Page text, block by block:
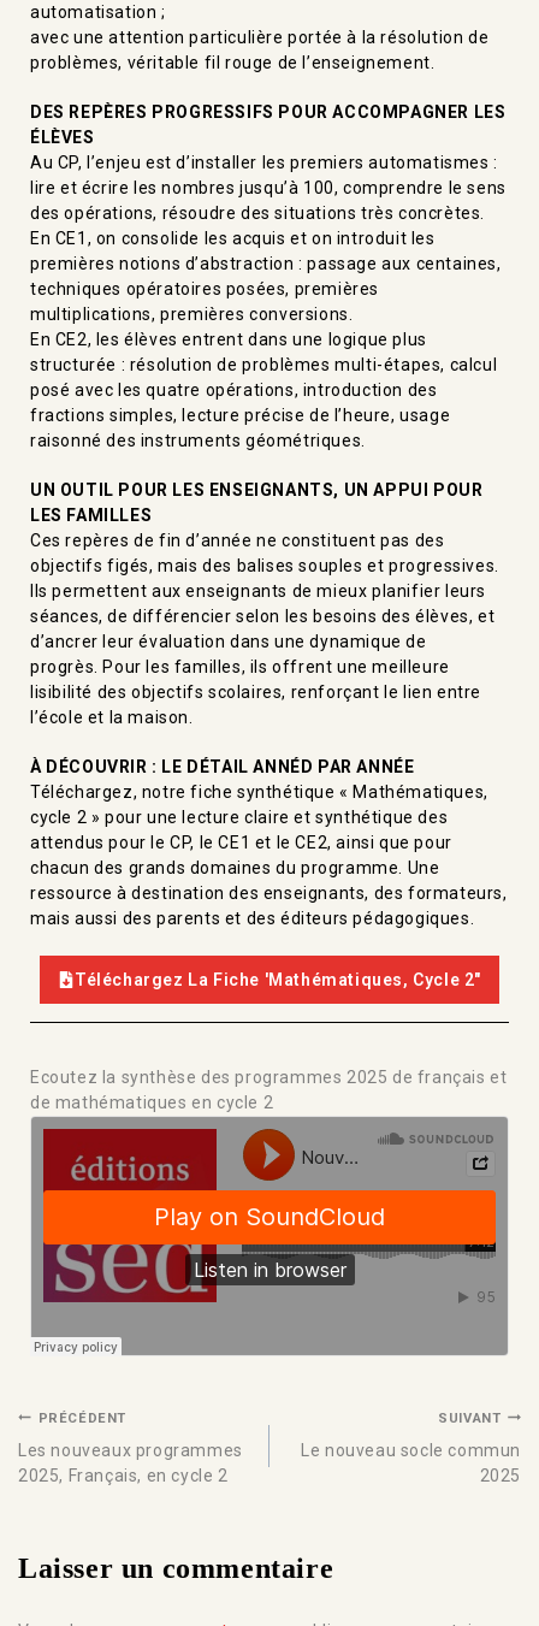
automatisation ;
avec une attention particulière portée à la résolution de
problèmes, véritable fil rouge de l’enseignement.
DES REPÈRES PROGRESSIFS POUR ACCOMPAGNER LES
ÉLÈVES
Au CP, l’enjeu est d’installer les premiers automatismes :
lire et écrire les nombres jusqu’à 100, comprendre le sens
des opérations, résoudre des situations très concrètes.
En CE1, on consolide les acquis et on introduit les
premières notions d’abstraction : passage aux centaines,
techniques opératoires posées, premières
multiplications, premières conversions.
En CE2, les élèves entrent dans une logique plus
structurée : résolution de problèmes multi-étapes, calcul
posé avec les quatre opérations, introduction des
fractions simples, lecture précise de l’heure, usage
raisonné des instruments géométriques.
UN OUTIL POUR LES ENSEIGNANTS, UN APPUI POUR
LES FAMILLES
Ces repères de fin d’année ne constituent pas des
objectifs figés, mais des balises souples et progressives.
Ils permettent aux enseignants de mieux planifier leurs
séances, de différencier selon les besoins des élèves, et
d’ancrer leur évaluation dans une dynamique de
progrès. Pour les familles, ils offrent une meilleure
lisibilité des objectifs scolaires, renforçant le lien entre
l’école et la maison.
À DÉCOUVRIR : LE DÉTAIL ANNÉD PAR ANNÉE
Téléchargez, notre fiche synthétique « Mathématiques,
cycle 2 » pour une lecture claire et synthétique des
attendus pour le CP, le CE1 et le CE2, ainsi que pour
chacun des grands domaines du programme. Une
ressource à destination des enseignants, des formateurs,
mais aussi des parents et des éditeurs pédagogiques.
Téléchargez La Fiche 'Mathématiques, Cycle 2"
Ecoutez la synthèse des programmes 2025 de français et
de mathématiques en cycle 2
PRÉCÉDENT
Les nouveaux programmes
2025, Français, en cycle 2
SUIVANT
Le nouveau socle commun
2025
Laisser un commentaire